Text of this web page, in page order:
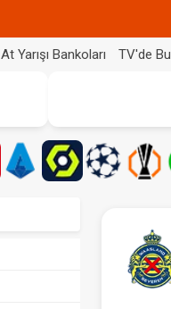
At Yarışı Bankoları TV'de